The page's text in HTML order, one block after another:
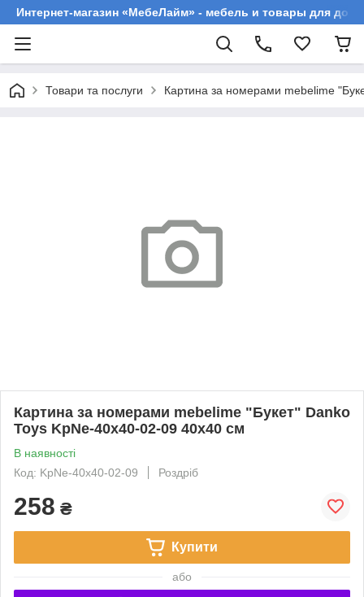
Интернет-магазин «МебеЛайм» - мебель и товары для
Товари та послуги Картина за номерами mebelime
Картина за номерами mebelime "Букет" Danko
Toys KpNe-40х40-02-09 40x40 см
В наявності
Код: KpNe-40х40-02-09
Роздріб
258 ₴
Купити
або